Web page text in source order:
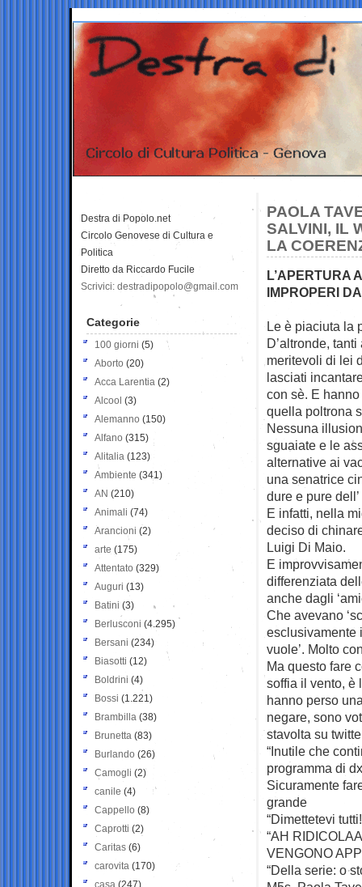
PAOLA
SALVINI, IL
LA
L’APERTURA
IMPROPERI
Le è piaciuta la
D’altronde,
meritevoli di lei
lasciati
con sè. E
quella poltrona
Nessuna
sguaiate e le
alternative ai
una senatrice
dure e pure
E infatti, nella
deciso di
Luigi Di Maio.
E
differenziata
anche dagli
Che avevano
esclusivamente
vuole’. Molto
Ma questo fare
soffia il vento, è
hanno perso
negare, sono
stavolta su
“Inutile che
programma di
Sicuramente
grande
“Dimettetevi
“AH
VENGONO
“Della serie: o
Destra di Popolo.net
Circolo Genovese di Cultura e
Politica
Diretto da Riccardo Fucile
Scrivici: destradipopolo@gmail.com
Categorie
100 giorni (5)
Aborto (20)
Acca Larentia (2)
Alcool (3)
Alemanno (150)
Alfano (315)
Alitalia (123)
Ambiente (341)
AN (210)
Animali (74)
Arancioni (2)
arte (175)
Attentato (329)
Auguri (13)
Batini (3)
Berlusconi (4.295)
Bersani (234)
Biasotti (12)
Boldrini (4)
Bossi (1.221)
Brambilla (38)
Brunetta (83)
Burlando (26)
Camogli (2)
canile (4)
Cappello (8)
Caprotti (2)
Caritas (6)
carovita (170)
casa (247)